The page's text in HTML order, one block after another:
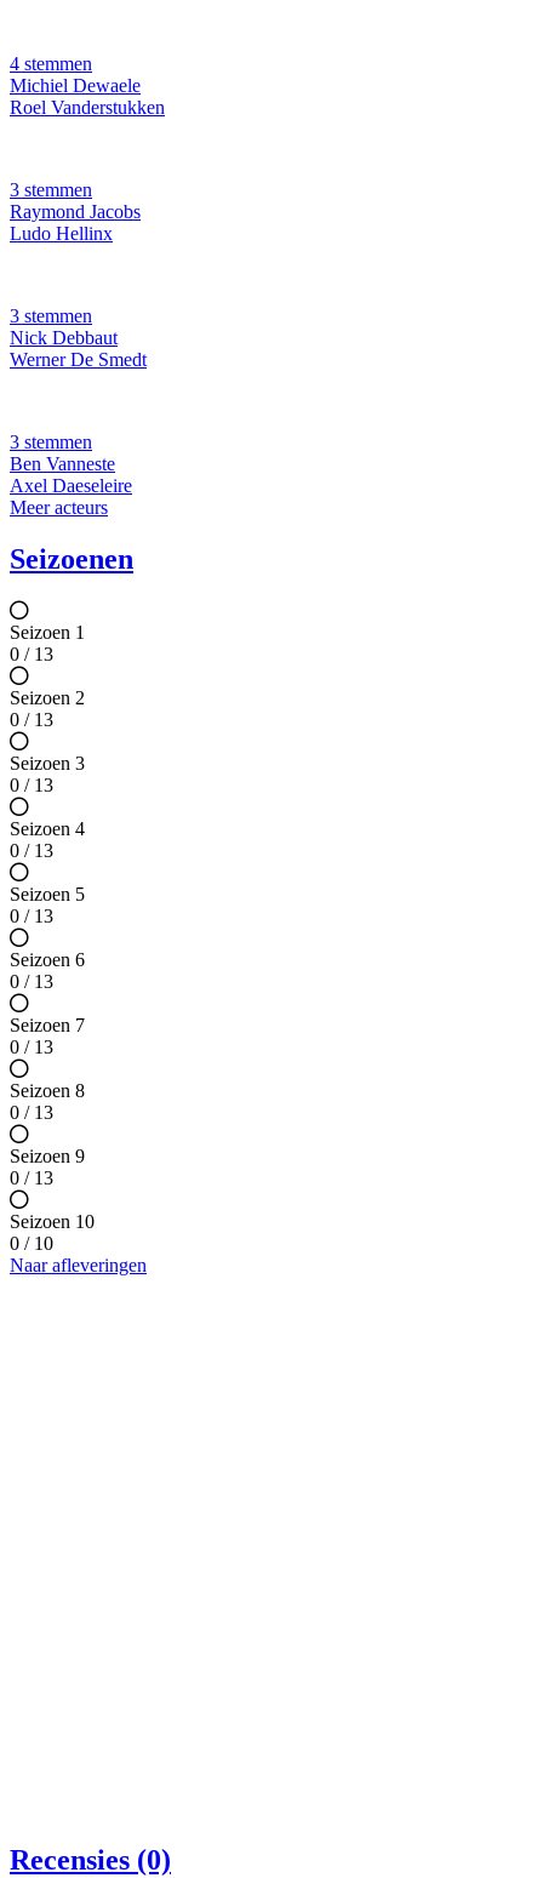
4 stemmen
Michiel Dewaele
Roel Vanderstukken
3 stemmen
Raymond Jacobs
Ludo Hellinx
3 stemmen
Nick Debbaut
Werner De Smedt
3 stemmen
Ben Vanneste
Axel Daeseleire
Meer acteurs
Seizoenen
Seizoen 1
0 / 13
Seizoen 2
0 / 13
Seizoen 3
0 / 13
Seizoen 4
0 / 13
Seizoen 5
0 / 13
Seizoen 6
0 / 13
Seizoen 7
0 / 13
Seizoen 8
0 / 13
Seizoen 9
0 / 13
Seizoen 10
0 / 10
Naar afleveringen
Recensies (0)